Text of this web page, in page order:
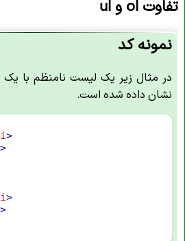
تفاوت ol و ul
نمونه کد
در مثال زیر یک لیست نامنظم با
نشان داده شده است.
>
>
>
>